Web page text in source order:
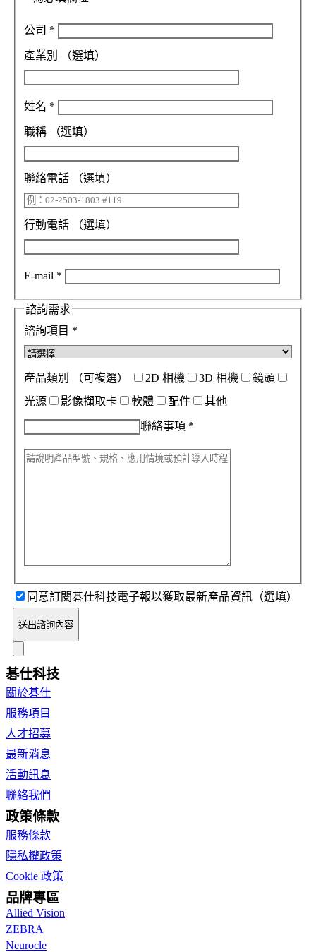
公司 *
產業別 （選填）
姓名 *
職稱 （選填）
聯絡電話 （選填）
行動電話 （選填）
E-mail *
諮詢需求
諮詢項目 *
產品類別 （可複選） 2D 相機 3D 相機
鏡頭
光源
影像擷取卡 軟體 配件 其他
聯絡事項 *
同意訂閱碁仕科技電子報以獲取最新產品資訊（選填）
送出諮詢內容
碁仕科技
關於碁仕
服務項目
人才招募
最新消息
活動訊息
聯絡我們
政策條款
服務條款
隱私權政策
Cookie 政策
品牌專區
Allied Vision
ZEBRA
Neurocle